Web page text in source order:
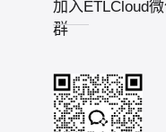
加入ETLCloud
群